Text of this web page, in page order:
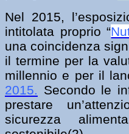
Nel 2015,
intitolata proprio “
una coincidenza
il termine per la
millennio e per il
2015. Secondo le
prestare
sicurezza